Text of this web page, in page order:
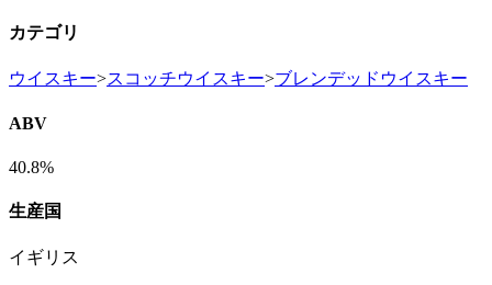
カテゴリ
ウイスキー>スコッチウイスキー>ブレンデッドウイスキー
ABV
40.8%
生産国
イギリス